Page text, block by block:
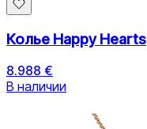
Колье Happy Hearts
8.988 €
В наличии